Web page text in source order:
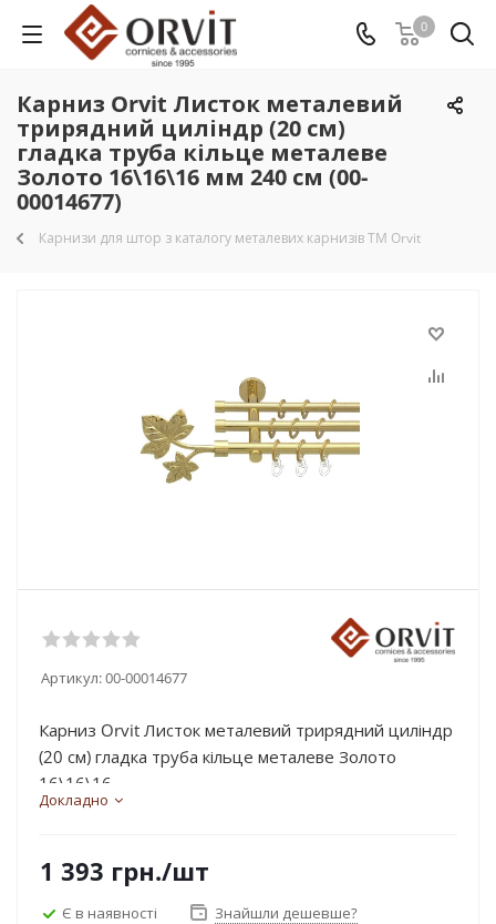
0
Карниз Orvit Листок металевий
трирядний циліндр (20 см)
гладка труба кільце металеве
Золото 16\16\16 мм 240 см (00-
00014677)
Карнизи для штор з каталогу металевих карнизів TM Orvit
Артикул:00-00014677
Карниз Orvit Листок металевий трирядний циліндр
(20 см) гладка труба кільце металеве Золото
16\16\16...
Докладно
1 393 грн./шт
Є в наявності Знайшли дешевше?